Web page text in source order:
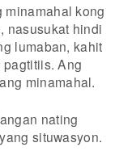
minamahal kong
nasusukat hindi
lumaban, kahit
Ang
minamahal.
nating
situwasyon.